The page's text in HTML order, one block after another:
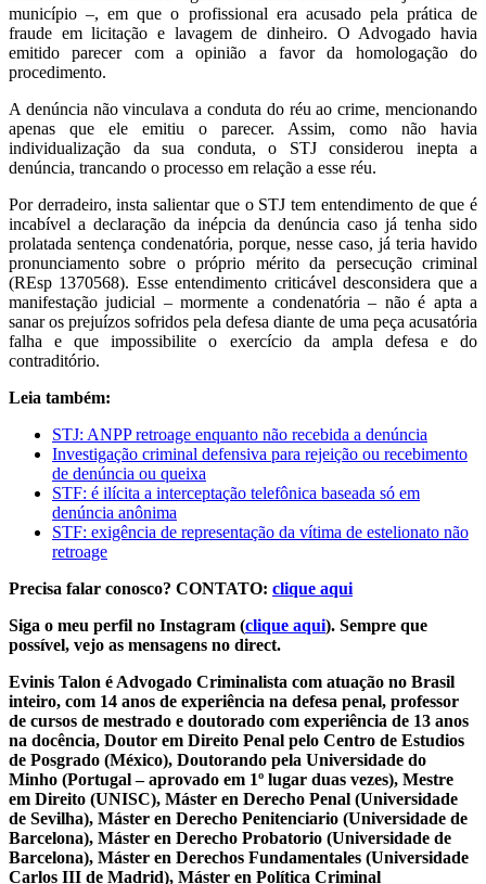
município –, em que o profissional era acusado pela prática de
fraude em licitação e lavagem de dinheiro. O Advogado havia
emitido parecer com a opinião a favor da homologação do
procedimento.
A denúncia não vinculava a conduta do réu ao crime, mencionando
apenas que ele emitiu o parecer. Assim, como não havia
individualização da sua conduta, o STJ considerou inepta a
denúncia, trancando o processo em relação a esse réu.
Por derradeiro, insta salientar que o STJ tem entendimento de que é
incabível a declaração da inépcia da denúncia caso já tenha sido
prolatada sentença condenatória, porque, nesse caso, já teria havido
pronunciamento sobre o próprio mérito da persecução criminal
(REsp 1370568). Esse entendimento criticável desconsidera que a
manifestação judicial – mormente a condenatória – não é apta a
sanar os prejuízos sofridos pela defesa diante de uma peça acusatória
falha e que impossibilite o exercício da ampla defesa e do
contraditório.
Leia também:
STJ: ANPP retroage enquanto não recebida a denúncia
Investigação criminal defensiva para rejeição ou recebimento
de denúncia ou queixa
STF: é ilícita a interceptação telefônica baseada só em
denúncia anônima
STF: exigência de representação da vítima de estelionato não
retroage
Precisa falar conosco? CONTATO: clique aqui
Siga o meu perfil no Instagram (clique aqui). Sempre que
possível, vejo as mensagens no direct.
Evinis Talon é Advogado Criminalista com atuação no Brasil
inteiro, com 14 anos de experiência na defesa penal, professor
de cursos de mestrado e doutorado com experiência de 13 anos
na docência, Doutor em Direito Penal pelo Centro de Estudios
de Posgrado (México), Doutorando pela Universidade do
Minho (Portugal – aprovado em 1º lugar duas vezes), Mestre
em Direito (UNISC), Máster en Derecho Penal (Universidade
de Sevilha), Máster en Derecho Penitenciario (Universidade de
Barcelona), Máster en Derecho Probatorio (Universidade de
Barcelona), Máster en Derechos Fundamentales (Universidade
Carlos III de Madrid), Máster en Política Criminal